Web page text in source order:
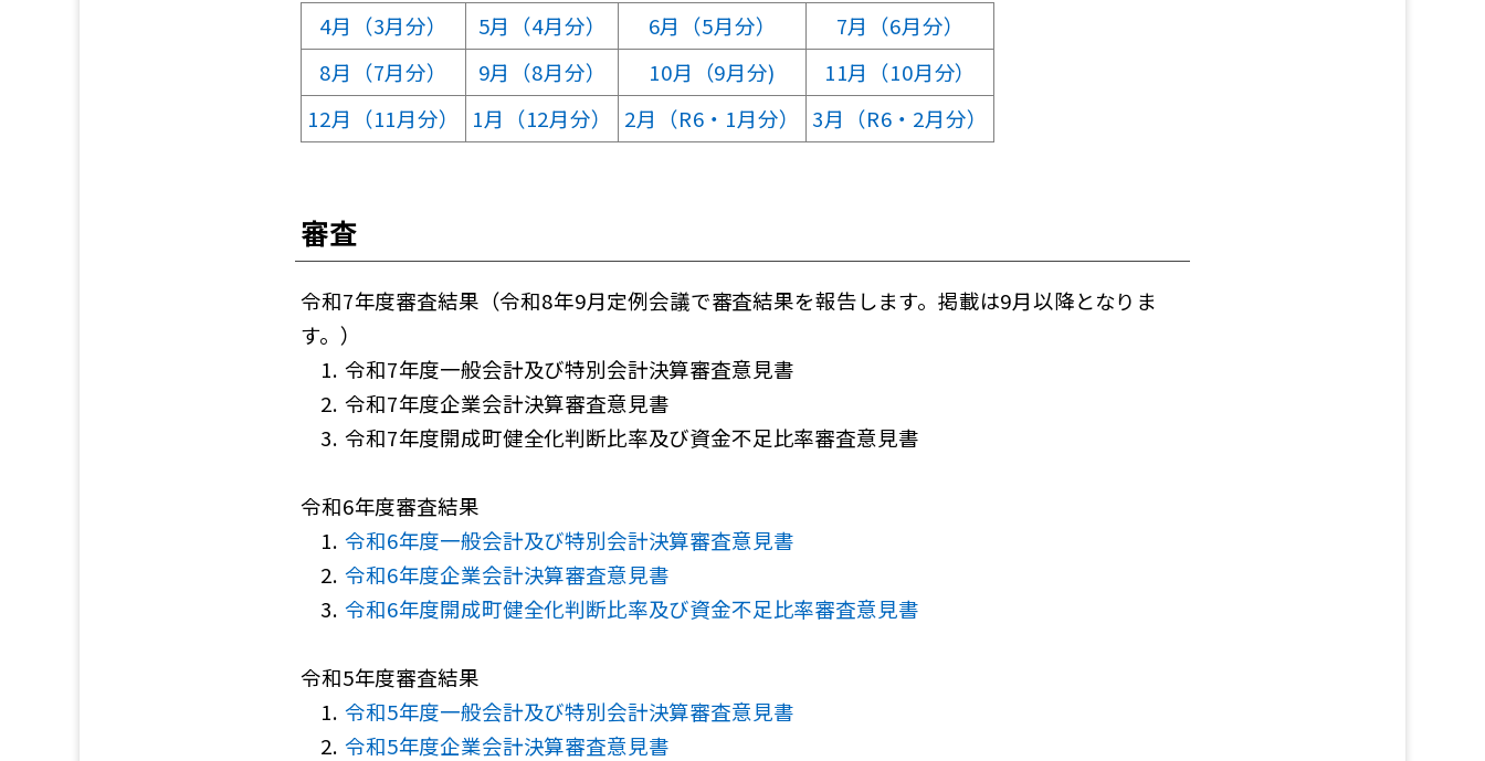
4月（3月分）
5月（4月分） 6月（5月分）
7月（6月分）
8月（7月分）
9月（8月分） 10月（9月分)
11月（10月分）
12月（11月分）
1月（12月分） 2月（R6・1月分） 3月（R6・2月分）
審査
令和7年度審査結果（令和8年9月定例会議で審査結果を報告します。掲載は9月以降となりま
す。）
令和7年度一般会計及び特別会計決算審査意見書
令和7年度企業会計決算審査意見書
令和7年度開成町健全化判断比率及び資金不足比率審査意見書
令和6年度審査結果
令和6年度一般会計及び特別会計決算審査意見書
令和6年度企業会計決算審査意見書
令和6年度開成町健全化判断比率及び資金不足比率審査意見書
令和5年度審査結果
令和5年度一般会計及び特別会計決算審査意見書
令和5年度企業会計決算審査意見書